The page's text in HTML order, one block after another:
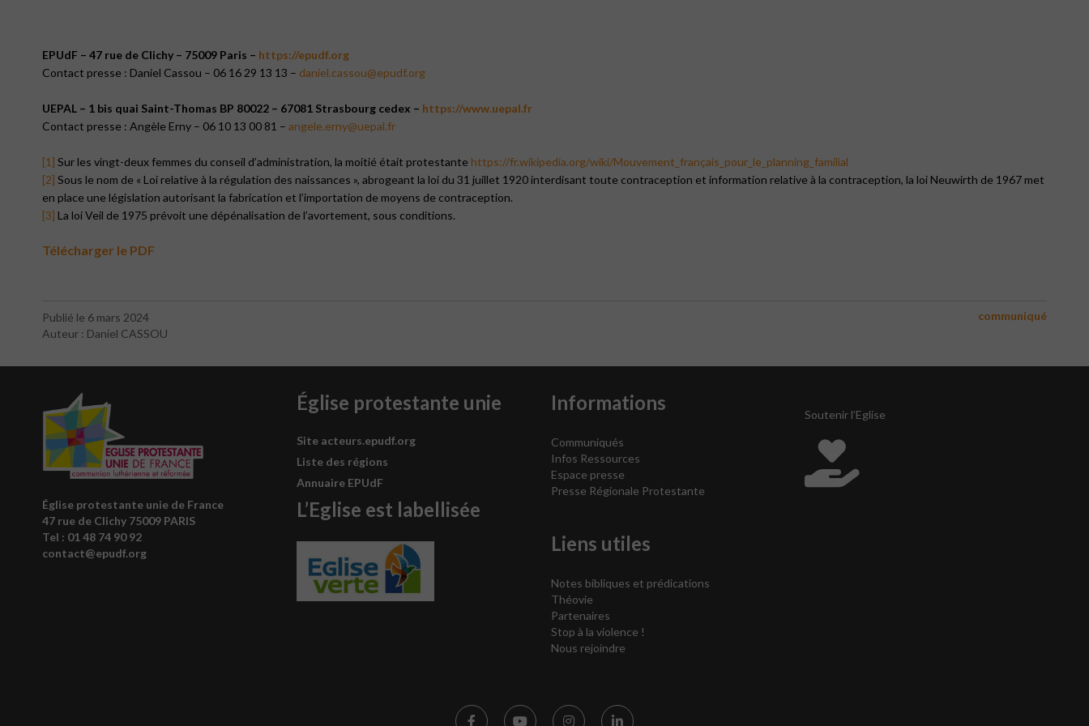
EPUdF – 47 rue de Clichy – 75009 Paris – https://epudf.org
Contact presse : Daniel Cassou – 06 16 29 13 13 – daniel.cassou@epudf.org
UEPAL – 1 bis quai Saint-Thomas BP 80022 – 67081 Strasbourg cedex – https://www.uepal.fr
Contact presse : Angèle Erny – 06 10 13 00 81 – angele.erny@uepal.fr
[1] Sur les vingt-deux femmes du conseil d’administration, la moitié était protestante https://fr.wikipedia.org/wiki/Mouvement_français_pour_le_planning_familial
[2] Sous le nom de « Loi relative à la régulation des naissances », abrogeant la loi du 31 juillet 1920 interdisant toute contraception et information relative à la contraception, la loi Neuwirth de 1967 met
en place une législation autorisant la fabrication et l’importation de moyens de contraception.
[3] La loi Veil de 1975 prévoit une dépénalisation de l’avortement, sous conditions.
Télécharger le PDF
Publié le 6 mars 2024
Auteur : Daniel CASSOU
communiqué
Église protestante unie de France
47 rue de Clichy 75009 PARIS
Tel : 01 48 74 90 92
contact@epudf.org
Église protestante unie
Site acteurs.epudf.org
Liste des régions
Annuaire EPUdF
L’Eglise est labellisée
Informations
Communiqués
Infos Ressources
Espace presse
Presse Régionale Protestante
Liens utiles
Notes bibliques et prédications
Théovie
Partenaires
Stop à la violence !
Nous rejoindre
Soutenir l’Eglise